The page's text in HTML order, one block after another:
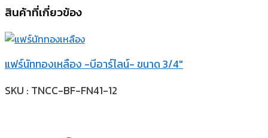
สินค้าที่เกี่ยวข้อง
แฟร์นัททองเหลือง -บีอาร์ไลน์- ขนาด 3/4″
SKU : TNCC-BF-FN41-12